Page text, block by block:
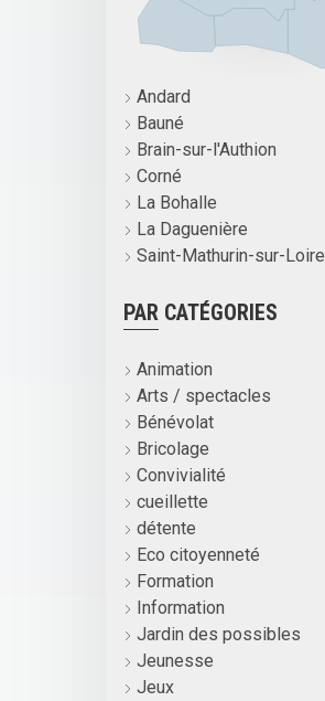
Andard
Bauné
Brain-sur-l'Authion
Corné
La Bohalle
La Daguenière
Saint-Mathurin-sur-Loire
PAR CATÉGORIES
Animation
Arts / spectacles
Bénévolat
Bricolage
Convivialité
cueillette
détente
Eco citoyenneté
Formation
Information
Jardin des possibles
Jeunesse
Jeux